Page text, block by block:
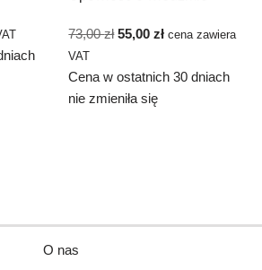
73,00zł 55,00zł cena zawiera
VAT
Cena w ostatnich 30 dniach
nie zmieniła się
O nas